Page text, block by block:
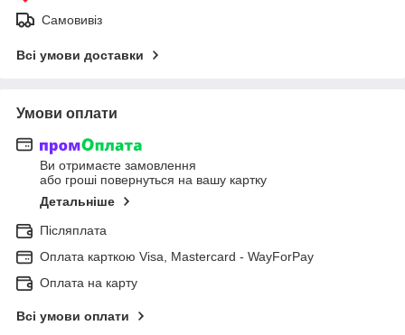
Самовивіз
Всі умови доставки
Умови оплати
Ви отримаєте замовлення
або гроші повернуться на вашу картку
Детальніше
Післяплата
Оплата карткою Visa, Mastercard - WayForPay
Оплата на карту
Всі умови оплати